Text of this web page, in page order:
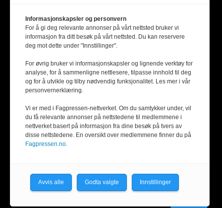
Informasjonskapsler og personvern
For å gi deg relevante annonser på vårt nettsted bruker vi
informasjon fra ditt besøk på vårt nettsted. Du kan reservere
deg mot dette under "Innstillinger".
For øvrig bruker vi informasjonskapsler og lignende verktøy for
analyse, for å sammenligne nettlesere, tilpasse innhold til deg
og for å utvikle og tilby nødvendig funksjonalitet. Les mer i vår
personvernerklæring.
Vi er med i Fagpressen-nettverket. Om du samtykker under, vil
du få relevante annonser på nettstedene til medlemmene i
nettverket basert på informasjon fra dine besøk på tvers av
disse nettstedene. En oversikt over medlemmene finner du på
Fagpressen.no.
Avvis alle Godta valgte Innstillinger